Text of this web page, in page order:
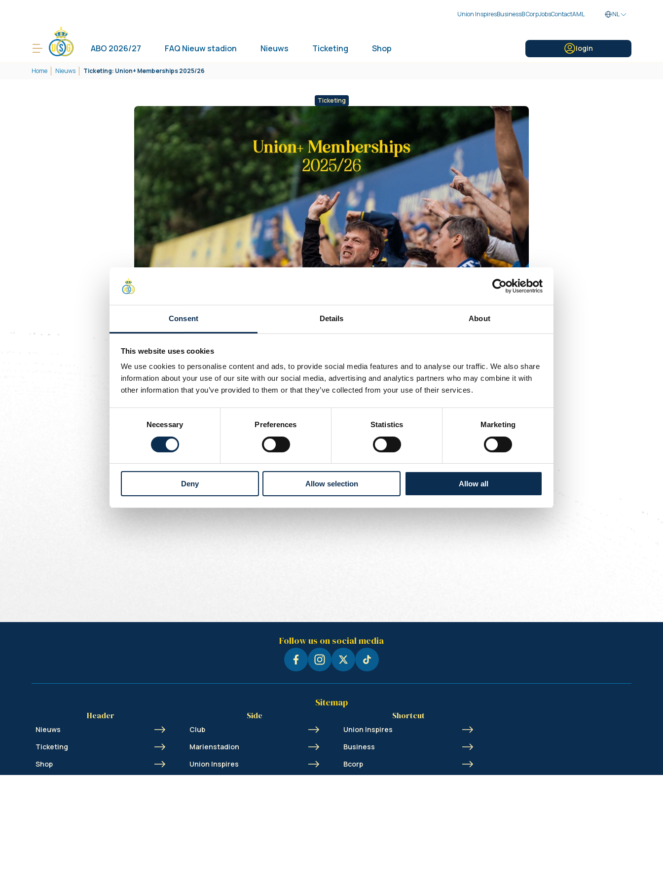
Consent Details About
This website uses cookies
We use cookies to personalise content and ads, to provide social media features and to analyse our traffic. We also share
information about your use of our site with our social media, advertising and analytics partners who may combine it with
other information that you’ve provided to them or that they’ve collected from your use of their services.
Necessary Preferences Statistics Marketing
Deny Allow selection Allow all
Union InspiresBusinessB CorpJobsContactAML NL
ABO 2026/27 FAQ Nieuw stadion Nieuws Ticketing Shop login
Home Nieuws Ticketing: Union+ Memberships 2025/26
Ticketing
1/1
Gepubliceerd
Ticketing: Union+ Memberships 2025/26
Union+ Memberships zijn voorlopig niet beschikbaar, tot nader bericht.
Als Union+ Member krijg je voorrang bij de ticketverkoop voor thuiswedstrijden in de Jupiler Pro League. Voor
thuiswedstrijden in de UEFA Champions League en Croky Cup geldt: abonnees eerst, gevolgd door Union+
Members.
Follow us on social media
Sitemap
Header
Nieuws
Ticketing
Shop
Side
Club
Marienstadion
Union Inspires
Shortcut
Union Inspires
Business
Bcorp